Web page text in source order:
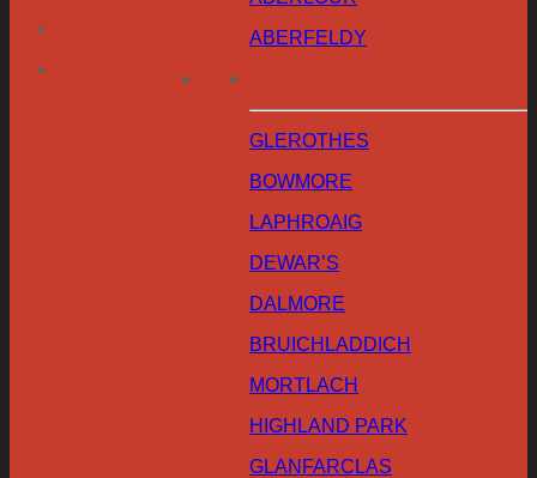
ABERFELDY
GLEROTHES
BOWMORE
LAPHROAIG
DEWAR’S
DALMORE
BRUICHLADDICH
MORTLACH
HIGHLAND PARK
GLANFARCLAS